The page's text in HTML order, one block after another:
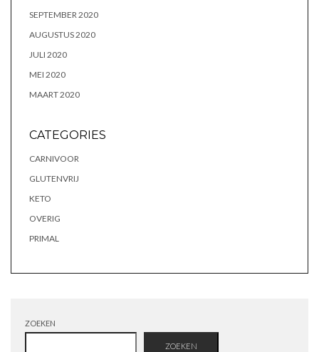
SEPTEMBER 2020
AUGUSTUS 2020
JULI 2020
MEI 2020
MAART 2020
CATEGORIES
CARNIVOOR
GLUTENVRIJ
KETO
OVERIG
PRIMAL
ZOEKEN
ZOEKEN